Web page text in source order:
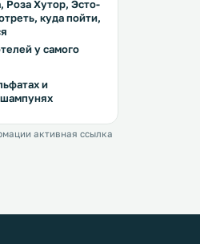
Роза Хутор, Эсто-
куда пойти,
у самого
и
активная ссылка